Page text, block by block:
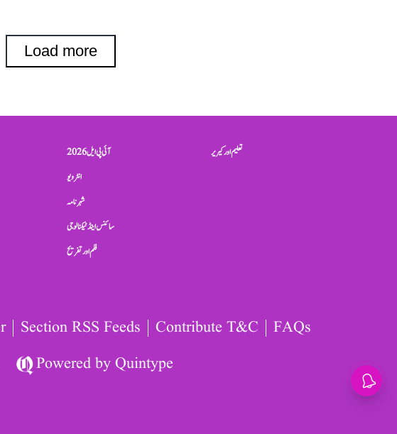
Load more
آئی پی ایل 2026
انٹرویو
شہرنامہ
سائنس اینڈ ٹیکنالوجی
فلم اور تفریح
تعلیم اور کیریر
Section RSS Feeds Contribute T&C
FAQs
Powered byQuintype